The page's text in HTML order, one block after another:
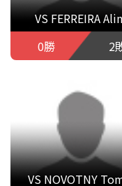
VS FERREIRA
0勝
2
VS NOVOTNY